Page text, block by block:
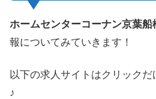
ホームセンターコーナン京葉船
報についてみていきます！
以下の求人サイトはクリック
♪